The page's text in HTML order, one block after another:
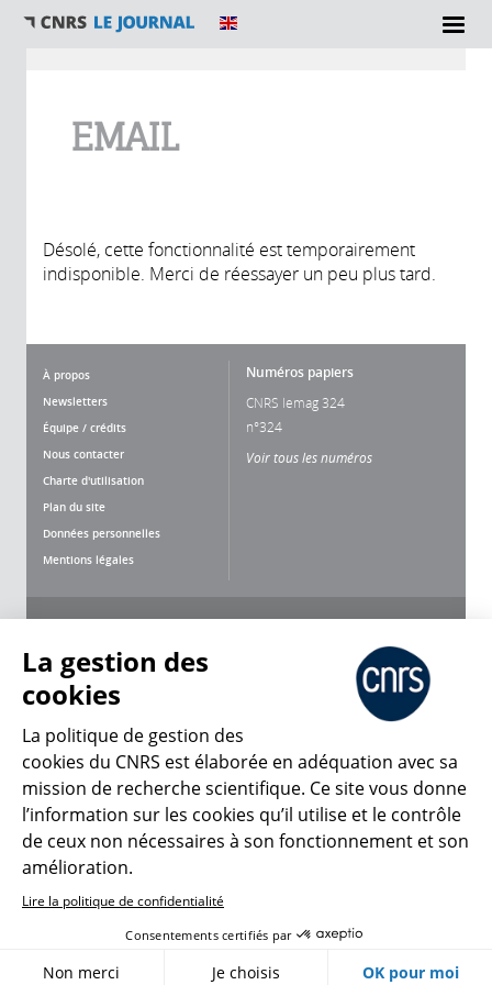
EMAIL
Désolé, cette fonctionnalité est temporairement
indisponible. Merci de réessayer un peu plus tard.
À propos
Newsletters
Équipe / crédits
Nous contacter
Charte d'utilisation
Plan du site
Données personnelles
Mentions légales
Numéros papiers
CNRS lemag 324
n°324
Voir tous les numéros
CNRS Le Mag
© 2026, CNRS
Créer un compte Se connecter
Gestion des cookies
La gestion des
cookies
La politique de gestion des
cookies du CNRS est élaborée en adéquation avec sa
mission de recherche scientifique. Ce site vous donne
l’information sur les cookies qu’il utilise et le contrôle
de ceux non nécessaires à son fonctionnement et son
amélioration.
Lire la politique de confidentialité
Consentements certifiés par
Non merci Je choisis OK pour moi